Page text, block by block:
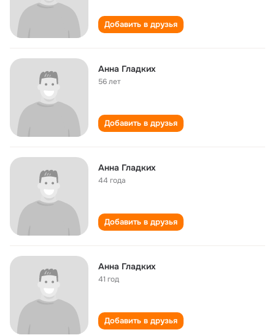
Добавить в друзья
Анна Гладких
56 лет
Добавить в друзья
Анна Гладких
44 года
Добавить в друзья
Анна Гладких
41 год
Добавить в друзья